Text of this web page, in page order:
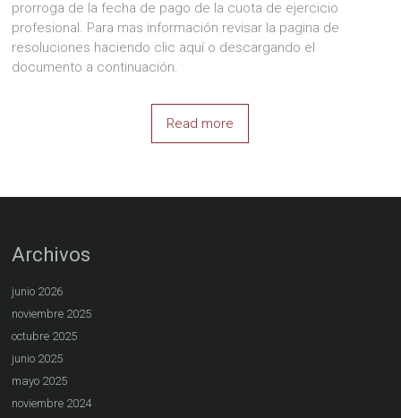
prorroga de la fecha de pago de la cuota de ejercicio
profesional. Para mas información revisar la pagina de
resoluciones haciendo clic aquí o descargando el
documento a continuación.
Read more
Archivos
junio 2026
noviembre 2025
octubre 2025
junio 2025
mayo 2025
noviembre 2024